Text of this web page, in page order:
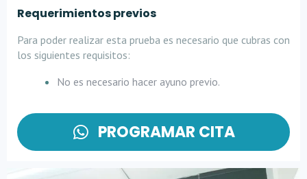
Requerimientos previos
Para poder realizar esta prueba es necesario que cubras con
los siguientes requisitos:
No es necesario hacer ayuno previo.
PROGRAMAR CITA